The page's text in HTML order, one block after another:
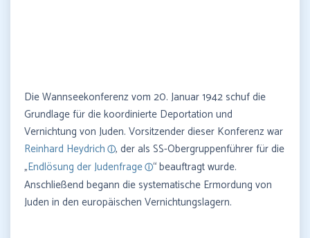
Die Wannseekonferenz vom 20. Januar 1942 schuf die
Grundlage für die koordinierte Deportation und
Vernichtung von Juden. Vorsitzender dieser Konferenz war
Reinhard Heydrich
, der als SS-Obergruppenführer für die
„Endlösung der Judenfrage “ beauftragt wurde.
Anschließend begann die systematische Ermordung von
Juden in den europäischen Vernichtungslagern.